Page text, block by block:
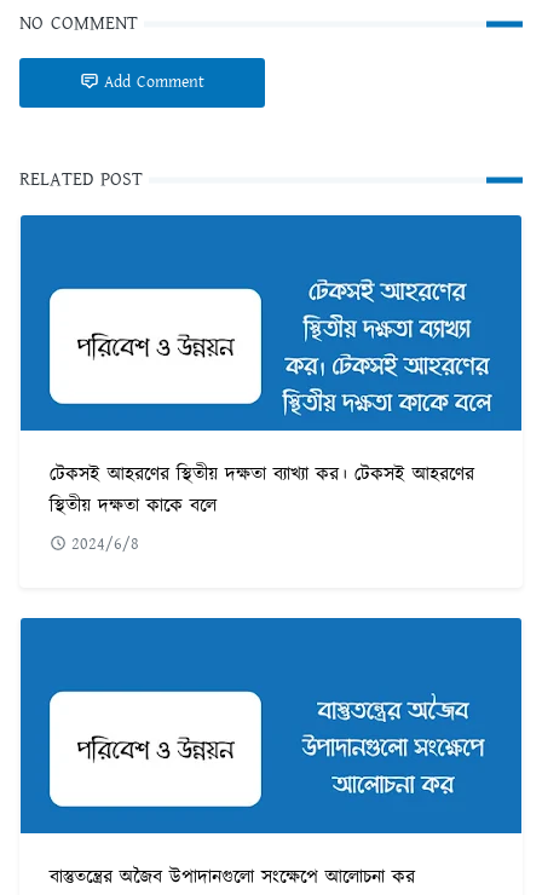
NO COMMENT
Add Comment
RELATED POST
টেকসই আহরণের স্থিতীয় দক্ষতা ব্যাখ্যা কর। টেকসই আহরণের
স্থিতীয় দক্ষতা কাকে বলে
2024/6/8
বাস্তুতন্ত্রের অজৈব উপাদানগুলো সংক্ষেপে আলোচনা কর